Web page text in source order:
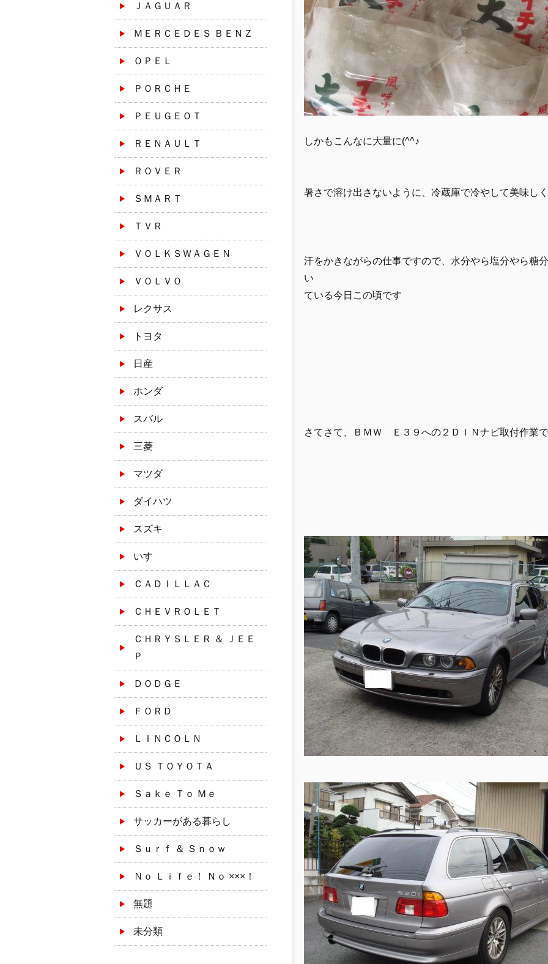
ＪＡＧＵＡＲ
ＭＥＲＣＥＤＥＳ ＢＥＮＺ
ＯＰＥＬ
ＰＯＲＣＨＥ
ＰＥＵＧＥＯＴ
ＲＥＮＡＵＬＴ
ＲＯＶＥＲ
ＳＭＡＲＴ
ＴＶＲ
ＶＯＬＫＳＷＡＧＥＮ
ＶＯＬＶＯ
レクサス
トヨタ
日産
ホンダ
スバル
三菱
マツダ
ダイハツ
スズキ
いすゞ
ＣＡＤＩＬＬＡＣ
ＣＨＥＶＲＯＬＥＴ
ＣＨＲＹＳＬＥＲ ＆ ＪＥＥ
Ｐ
ＤＯＤＧＥ
ＦＯＲＤ
ＬＩＮＣＯＬＮ
ＵＳ ＴＯＹＯＴＡ
Ｓａｋｅ Ｔｏ Ｍｅ
サッカーがある暮らし
Ｓｕｒｆ ＆ Ｓｎｏｗ
Ｎｏ Ｌｉｆｅ！ Ｎｏ ×××！
無題
未分類
しかもこんなに大量に(^^♪
暑さで溶け出さないように、冷蔵庫で冷やして美味し
汗をかきながらの仕事ですので、水分やら塩分やら糖
い
ている今日この頃です
さてさて、ＢＭＷ Ｅ３９への２ＤＩＮナビ取付作業